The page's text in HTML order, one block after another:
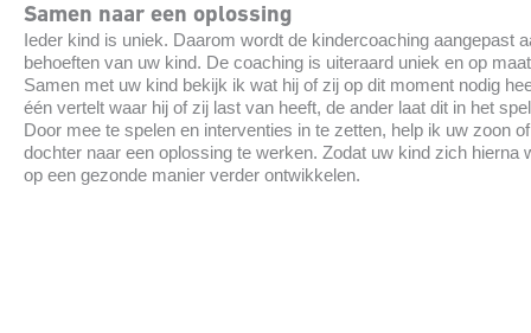
Samen naar een oplossing
Ieder kind is uniek. Daarom wordt de kindercoaching aangepast
behoeften van uw kind. De coaching is uiteraard uniek en op
Samen met uw kind bekijk ik wat hij of zij op dit moment nodig
één vertelt waar hij of zij last van heeft, de ander laat dit in het
Door mee te spelen en interventies in te zetten, help ik uw zoon of
dochter naar een oplossing te werken. Zodat uw kind zich hierna
op een gezonde manier verder ontwikkelen.